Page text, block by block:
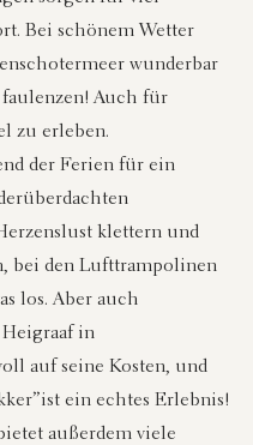
Bei schönem Wetter
wunderbar
Auch für
zu erleben.
der Ferien für ein
überdachten
klettern und
bei den Lufttrampolinen
los. Aber auch
in
auf seine Kosten, und
”ist ein echtes Erlebnis!
bietet außerdem viele